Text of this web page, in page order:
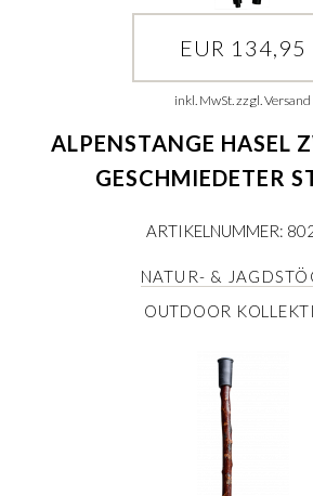
EUR 134,95
inkl. MwSt. zzgl. Versand
ALPENSTANGE HASEL
GESCHMIEDETER
ARTIKELNUMMER:
NATUR- &
OUTDOOR